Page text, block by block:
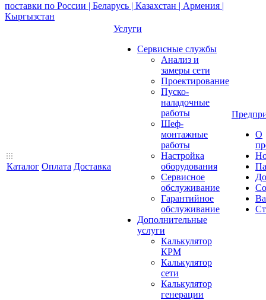
Каталог Оплата Доставка
Услуги
Сервисные службы
Анализ и
замеры сети
Проектирование
Пуско-
наладочные
работы
Шеф-
монтажные
работы
Настройка
оборудования
Сервисное
обслуживание
Гарантийное
обслуживание
Дополнительные
услуги
Калькулятор
КРМ
Калькулятор
сети
Калькулятор
генерации
О